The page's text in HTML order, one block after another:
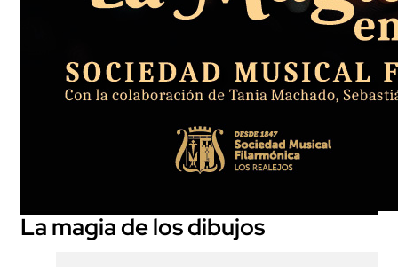
La magia de los dibujos